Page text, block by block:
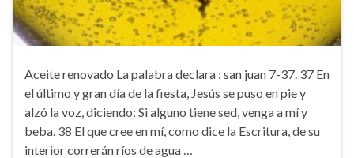
Aceite renovado La palabra declara : san juan 7-37. 37 En
el último y gran día de la fiesta, Jesús se puso en pie y
alzó la voz, diciendo: Si alguno tiene sed, venga a mí y
beba. 38 El que cree en mí, como dice la Escritura, de su
interior correrán ríos de agua …